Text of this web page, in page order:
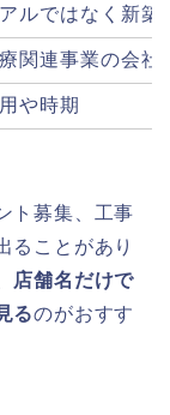
ルではなく新築
関連事業の会社
や時期
ト募集、工事
ることがあり
店舗名だけで
るのがおすす